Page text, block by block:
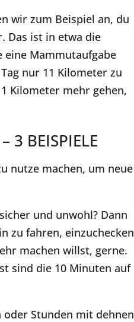
wir zum Beispiel an, du
Das ist in etwa die
eine Mammutaufgabe
nur 11 Kilometer zu
Kilometer mehr gehen,
3 BEISPIELE
nutze machen, um neue
und unwohl? Dann
zu fahren, einzuchecken
machen willst, gerne.
sind die 10 Minuten auf
oder Stunden mit dehnen